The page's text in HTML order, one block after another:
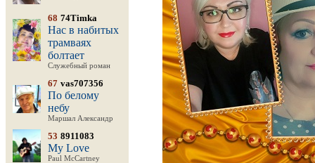
68 74Timka
Нас в набитых
трамваях
болтает
Служебный роман
67 vas707356
По белому
небу
Маршал Александр
53 8911083
My Love
Paul McCartney